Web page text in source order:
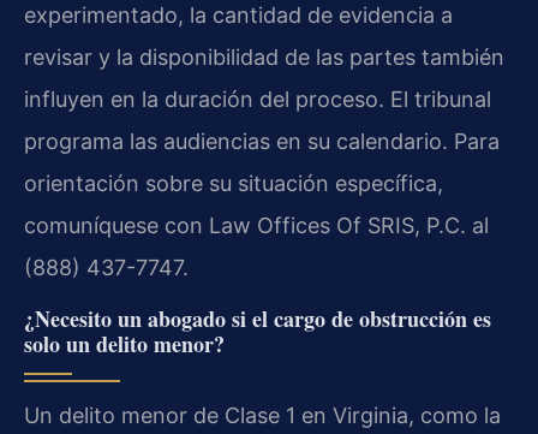
experimentado, la cantidad de evidencia a
revisar y la disponibilidad de las partes también
influyen en la duración del proceso. El tribunal
programa las audiencias en su calendario. Para
orientación sobre su situación específica,
comuníquese con Law Offices Of SRIS, P.C. al
(888) 437-7747.
¿Necesito un abogado si el cargo de obstrucción es
solo un delito menor?
Un delito menor de Clase 1 en Virginia, como la